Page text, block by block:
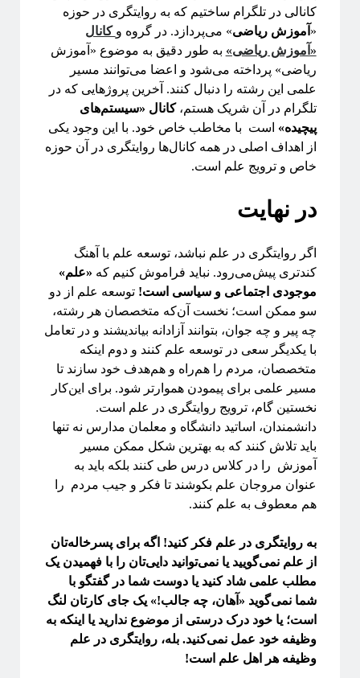
کانالی در تلگرام ساختیم که به روایتگری در حوزه
« آموزش ریاضی» می‌پردازد. در گروه و کانال
«آموزش ریاضی» به طور دقیق به موضوع «آموزش
ریاضی» پرداخته می‌شود و اعضا می‌توانند مسیر
علمی این رشته را دنبال کنند. آخرین پروژهایی که در
تلگرام در آن شریک هستم،کانال «سیستم‌های
پیچیده» است با مخاطب‌ خاص خود. با این وجود یکی
از اهداف اصلی در همه کانال‌ها روایتگری در آن حوزه
خاص و ترویج علم است.
در نهایت
اگر روایتگری در علم نباشد، توسعه علم با آهنگ
کندتری پیش‌می‌رود. نباید فراموش کنیم که «‌علم»
موجودی اجتماعی و سیاسی است! توسعه علم از دو
سو ممکن است؛ نخست آن‌که متخصصان هر رشته،
چه پیر و چه جوان، بتوانند آزادانه بیاندیشند و در تعامل
با یکدیگر سعی در توسعه علم کنند و دوم اینکه
متخصصان، مردم را هم‌راه و هم‌هدف خود سازند تا
مسیر علمی برای پیمودن هموارتر شود. برای این‌کار
نخستین گام، ترویج روایتگری در علم است.
دانشمندان، اساتید دانشگاه و معلمان مدارس نه تنها
باید تلاش کنند که به بهترین شکل ممکن مسیر
آموزش را در کلاس درس طی کنند بلکه باید به
عنوان مروجان علم بکوشند تا فکر و جیب مردم را
هم معطوف به علم کنند.
به روایتگری در علم فکر کنید! اگه برای پسرخاله‌تان
از علم نمی‌گویید یا نمی‌توانید دایی‌تان را با فهمیدن یک
مطلب علمی شاد کنید یا دوست شما در گفتگو با
شما نمی‌گوید «آهان، چه جالب!» یک جای کارتان لنگ
است؛ یا خود درک درستی از موضوع ندارید یا اینکه به
وظیفه خود عمل نمی‌کنید. بله، روایتگری در علم
وظیفه هر اهل علم است!